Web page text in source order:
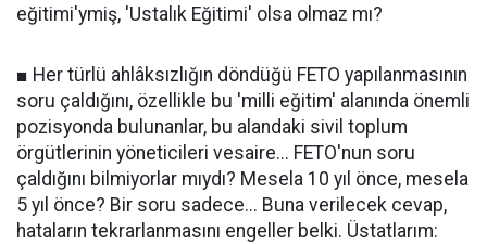
eğitimi'ymiş, 'Ustalık Eğitimi' olsa olmaz mı?
■ Her türlü ahlâksızlığın döndüğü FETO yapılanmasının
soru çaldığını, özellikle bu 'milli eğitim' alanında önemli
pozisyonda bulunanlar, bu alandaki sivil toplum
örgütlerinin yöneticileri vesaire... FETO'nun soru
çaldığını bilmiyorlar mıydı? Mesela 10 yıl önce, mesela
5 yıl önce? Bir soru sadece... Buna verilecek cevap,
hataların tekrarlanmasını engeller belki. Üstatlarım: